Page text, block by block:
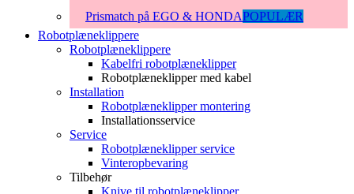
Prismatch på EGO & HONDAPOPULÆR
Robotplæneklippere
Robotplæneklippere
Kabelfri robotplæneklipper
Robotplæneklipper med kabel
Installation
Robotplæneklipper montering
Installationsservice
Service
Robotplæneklipper service
Vinteropbevaring
Tilbehør
Knive til robotplæneklipper